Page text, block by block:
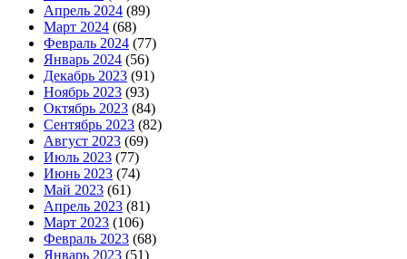
Апрель 2024 (89)
Март 2024 (68)
Февраль 2024 (77)
Январь 2024 (56)
Декабрь 2023 (91)
Ноябрь 2023 (93)
Октябрь 2023 (84)
Сентябрь 2023 (82)
Август 2023 (69)
Июль 2023 (77)
Июнь 2023 (74)
Май 2023 (61)
Апрель 2023 (81)
Март 2023 (106)
Февраль 2023 (68)
Январь 2023 (51)